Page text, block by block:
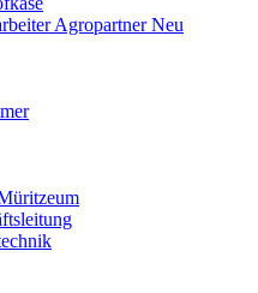
Agropartner Neu